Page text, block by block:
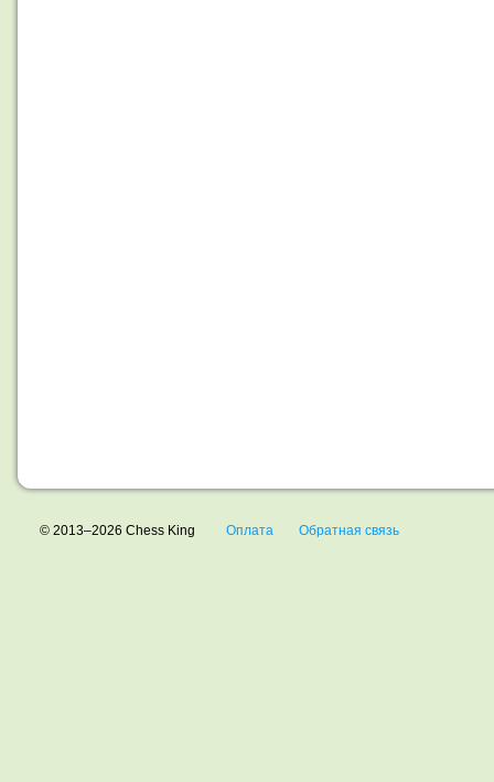
© 2013–2026 Chess King Оплата Обратная связь